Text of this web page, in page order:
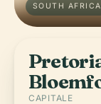
SOUTH AFRICA
CAPITALE